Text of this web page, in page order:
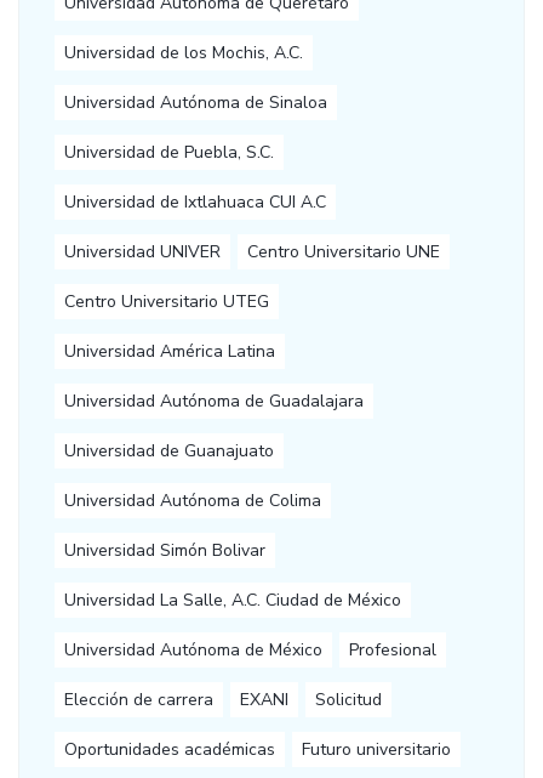
Universidad de los Mochis, A.C.
Universidad Autónoma de Sinaloa
Universidad de Puebla, S.C.
Universidad de Ixtlahuaca CUI A.C
Universidad UNIVER Centro Universitario UNE
Centro Universitario UTEG
Universidad América Latina
Universidad Autónoma de Guadalajara
Universidad de Guanajuato
Universidad Autónoma de Colima
Universidad Simón Bolivar
Universidad La Salle, A.C. Ciudad de México
Universidad Autónoma de México Profesional
Elección de carrera EXANI Solicitud
Oportunidades académicas Futuro universitario